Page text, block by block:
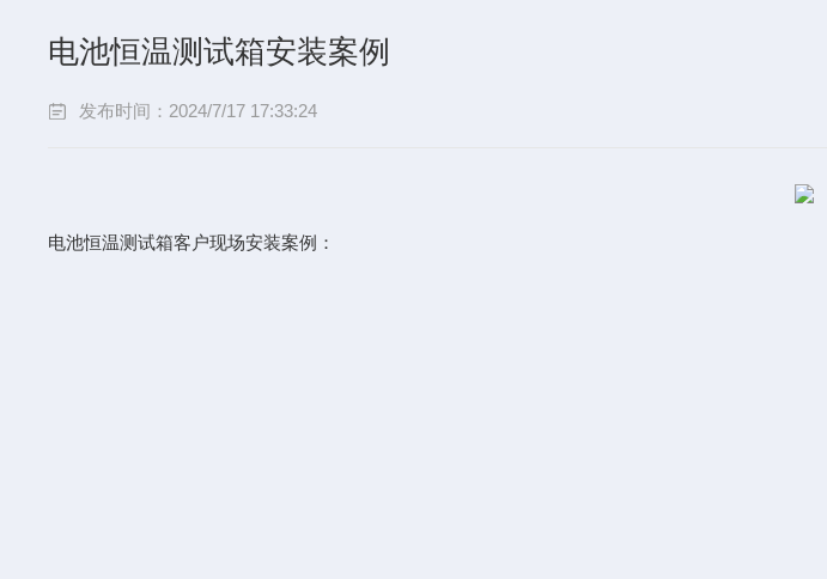
电池恒温测试箱安装案例
发布时间：2024/7/17 17:33:24
电池恒温测试箱客户现场安装案例：